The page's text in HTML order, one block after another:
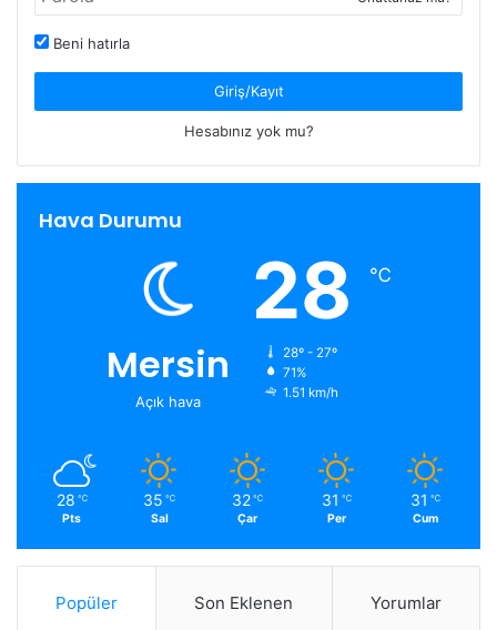
Beni hatırla
Giriş/Kayıt
Hesabınız yok mu?
Hava Durumu
Mersin
Açık hava
28 ℃
28º - 27º
71%
1.51 km/h
28 ℃
Pts
35 ℃
Sal
32 ℃
Çar
31 ℃
Per
31 ℃
Cum
Popüler Son Eklenen Yorumlar